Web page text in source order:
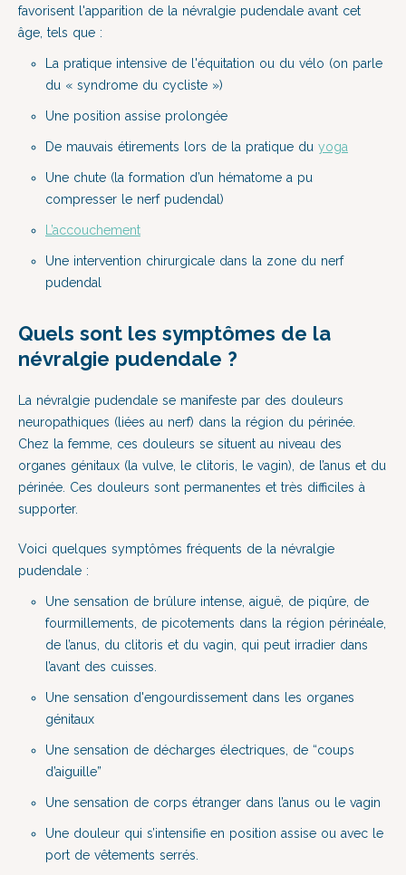
favorisent l'apparition de la névralgie pudendale avant cet
âge, tels que :
La pratique intensive de l'équitation ou du vélo (on parle
du « syndrome du cycliste »)
Une position assise prolongée
De mauvais étirements lors de la pratique du yoga
Une chute (la formation d’un hématome a pu
compresser le nerf pudendal)
L’accouchement
Une intervention chirurgicale dans la zone du nerf
pudendal
Quels sont les symptômes de la
névralgie pudendale ?
La névralgie pudendale se manifeste par des douleurs
neuropathiques (liées au nerf) dans la région du périnée.
Chez la femme, ces douleurs se situent au niveau des
organes génitaux (la vulve, le clitoris, le vagin), de l’anus et du
périnée. Ces douleurs sont permanentes et très difficiles à
supporter.
Voici quelques symptômes fréquents de la névralgie
pudendale :
Une sensation de brûlure intense, aiguë, de piqûre, de
fourmillements, de picotements dans la région périnéale,
de l’anus, du clitoris et du vagin, qui peut irradier dans
l’avant des cuisses.
Une sensation d'engourdissement dans les organes
génitaux
Une sensation de décharges électriques, de “coups
d’aiguille”
Une sensation de corps étranger dans l’anus ou le vagin
Une douleur qui s’intensifie en position assise ou avec le
port de vêtements serrés.